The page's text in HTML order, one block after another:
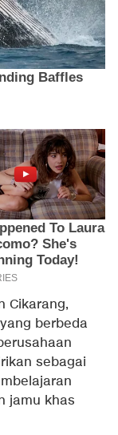
Cikarang,
berbeda
sebagai
jamu khas